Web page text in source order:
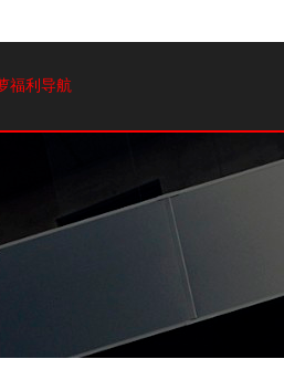
福利导航